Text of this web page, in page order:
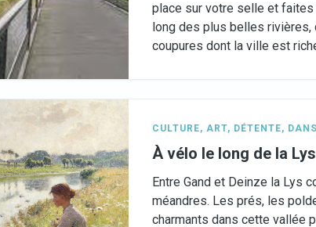
place sur votre selle et faites
long des plus belles
coupures dont la ville est
CULTURE, ART, DÉTENTE,
À vélo le long de la Lys
Entre Gand et Deinze la Lys
méandres. Les prés, les
charmants dans cette vallée